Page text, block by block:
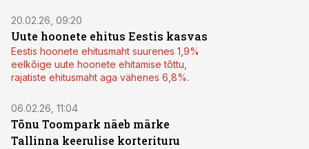
20.02.26, 09:20
Uute hoonete ehitus Eestis kasvas
Eestis hoonete ehitusmaht suurenes 1,9%
eelkõige uute hoonete ehitamise tõttu,
rajatiste ehitusmaht aga vähenes 6,8%.
06.02.26, 11:04
Tõnu Toompark näeb märke
Tallinna keerulise korterituru